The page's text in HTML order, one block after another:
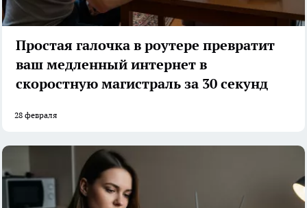
Простая галочка в роутере превратит
ваш медленный интернет в
скоростную магистраль за 30 секунд
28 февраля